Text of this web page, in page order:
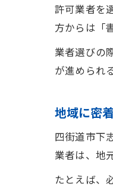
許可業者を
方からは「
業者選びの
が進められ
地域に密
四街道市下
業者は、地
たとえば、